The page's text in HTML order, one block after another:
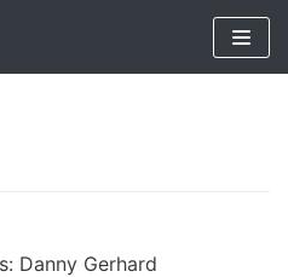
Danny Gerhard